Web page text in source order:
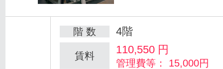
階 数 4階
賃料 110,550 円
管理費等： 15,000円